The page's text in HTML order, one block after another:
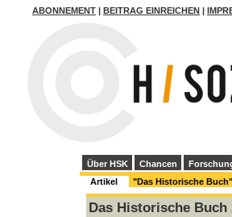
ABONNEMENT BEITRAG EINREICHEN
Über HSK Chancen
Artikel
"Das Historische Buch"
Das Historische Buch